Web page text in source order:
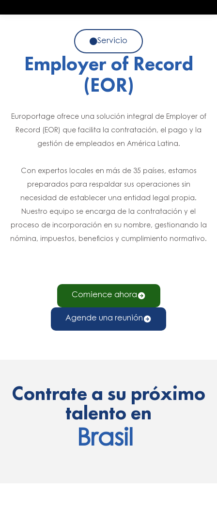
Servicio
Employer of Record
(EOR)
​Europortage ofrece una solución integral de Employer of
Record (EOR) que facilita la contratación, el pago y la
gestión de empleados en América Latina.
Con expertos locales en más de 35 países, estamos
preparados para respaldar sus operaciones sin
necesidad de establecer una entidad legal propia.
Nuestro equipo se encarga de la contratación y el
proceso de incorporación en su nombre, gestionando la
nómina, impuestos, beneficios y cumplimiento normativo.
Comience ahora
Agende una reunión
Contrate a su próximo
talento en
Brasil